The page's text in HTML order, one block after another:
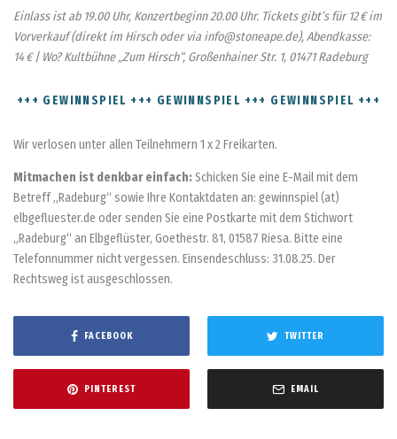
Einlass ist ab 19.00 Uhr, Konzertbeginn 20.00 Uhr. Tickets gibt’s für 12 € im
Vorverkauf (direkt im Hirsch oder via info@stoneape.de), Abendkasse:
14 € | Wo? Kultbühne „Zum Hirsch“, Großenhainer Str. 1, 01471 Radeburg
+++ GEWINNSPIEL +++ GEWINNSPIEL +++ GEWINNSPIEL +++
Wir verlosen unter allen Teilnehmern 1 x 2 Freikarten.
Mitmachen ist denkbar einfach: Schicken Sie eine E-Mail mit dem
Betreff „Radeburg“ sowie Ihre Kontaktdaten an: gewinnspiel (at)
elbgefluester.de oder senden Sie eine Postkarte mit dem Stichwort
„Radeburg“ an Elbgeflüster, Goethestr. 81, 01587 Riesa. Bitte eine
Telefonnummer nicht vergessen. Einsendeschluss: 31.08.25. Der
Rechtsweg ist ausgeschlossen.
FACEBOOK TWITTER
PINTEREST EMAIL